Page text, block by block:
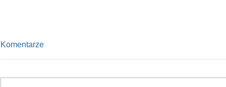
Komentarze